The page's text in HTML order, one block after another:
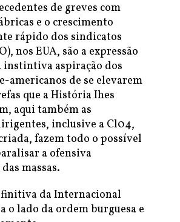
de greves com
e o crescimento
rápido dos sindicatos
nos EUA, são a expressão
aspiração dos
americanos de se elevarem
que a História Ihes
aqui também as
inclusive a Cl04,
fazem todo o possível
a ofensiva
massas.
da Internacional
o lado da ordem burguesa e